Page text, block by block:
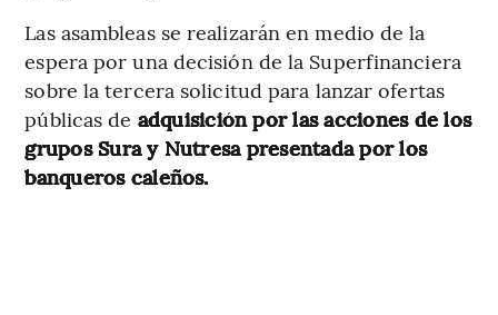
Las asambleas se realizarán en medio de la
espera por una decisión de la Superfinanciera
sobre la tercera solicitud para lanzar ofertas
públicas de adquisición por las acciones de los
grupos Sura y Nutresa presentada por los
banqueros caleños.